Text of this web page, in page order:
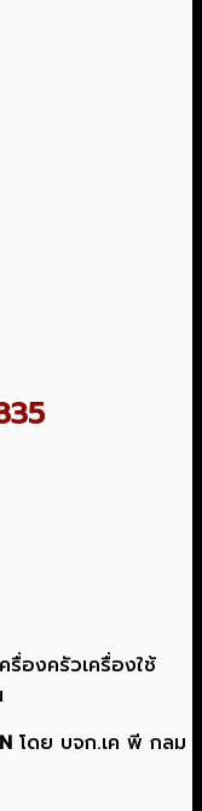
รื่องครัวเครื่องใช้
โดย บจก.เค พี กลม